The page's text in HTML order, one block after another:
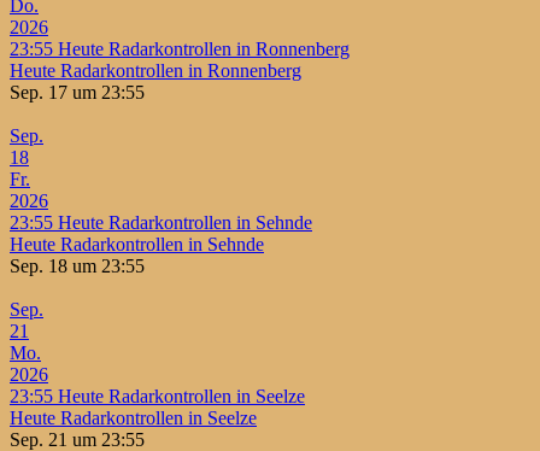
Do.
2026
23:55 Heute Radarkontrollen in Ronnenberg
Heute Radarkontrollen in Ronnenberg
Sep. 17 um 23:55
Sep.
18
Fr.
2026
23:55 Heute Radarkontrollen in Sehnde
Heute Radarkontrollen in Sehnde
Sep. 18 um 23:55
Sep.
21
Mo.
2026
23:55 Heute Radarkontrollen in Seelze
Heute Radarkontrollen in Seelze
Sep. 21 um 23:55